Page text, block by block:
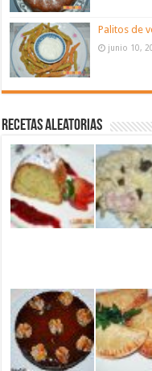
Palitos de
junio 10,
Recetas aleatorias